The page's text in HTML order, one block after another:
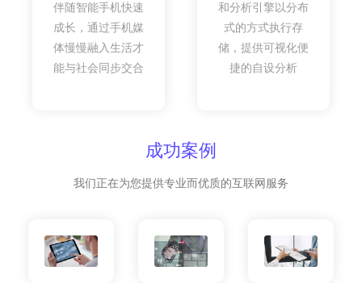
伴随智能手机快速
成长，通过手机媒
体慢慢融入生活才
能与社会同步交合
和分析引擎以分布
式的方式执行存
储，提供可视化便
捷的自设分析
成功案例
我们正在为您提供专业而优质的互联网服务